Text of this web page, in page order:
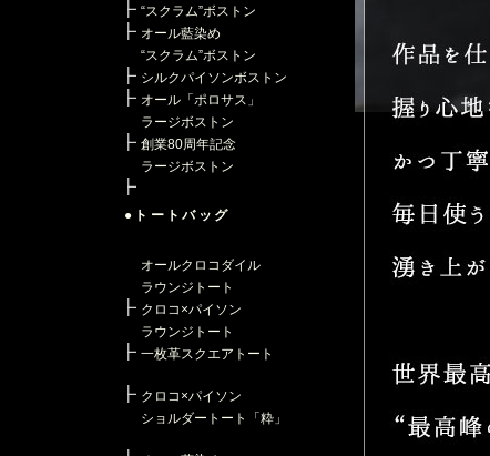
“スクラム”ボストン
オール藍染め
“スクラム”ボストン
シルクパイソンボストン
オール「ポロサス」
ラージボストン
創業80周年記念
ラージボストン
●トートバッグ
オールクロコダイル
ラウンジトート
クロコ×パイソン
ラウンジトート
一枚革スクエアトート
クロコ×パイソン
ショルダートート「粋」